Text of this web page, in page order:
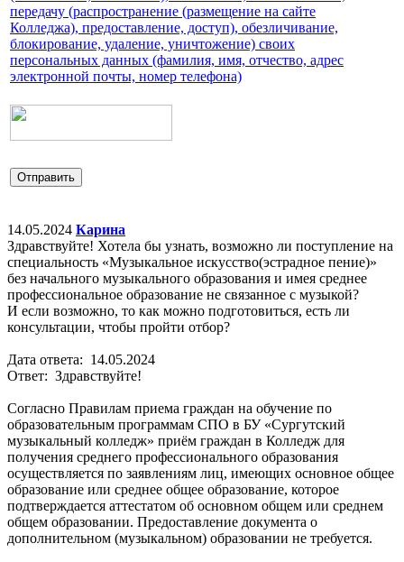
передачу (распространение (размещение на сайте
Колледжа), предоставление, доступ), обезличивание,
блокирование, удаление, уничтожение) своих
персональных данных (фамилия, имя, отчество, адрес
электронной почты, номер телефона)
Отправить
14.05.2024 Карина
Здравствуйте! Хотела бы узнать, возможно ли поступление на
специальность «Музыкальное искусство(эстрадное пение)»
без начального музыкального образования и имея среднее
профессиональное образование не связанное с музыкой?
И если возможно, то как можно подготовиться, есть ли
консультации, чтобы пройти отбор?
Дата ответа: 14.05.2024
Ответ: Здравствуйте!
Согласно Правилам приема граждан на обучение по
образовательным программам СПО в БУ «Сургутский
музыкальный колледж» приём граждан в Колледж для
получения среднего профессионального образования
осуществляется по заявлениям лиц, имеющих основное общее
образование или среднее общее образование, которое
подтверждается аттестатом об основном общем или среднем
общем образовании. Предоставление документа о
дополнительном (музыкальном) образовании не требуется.